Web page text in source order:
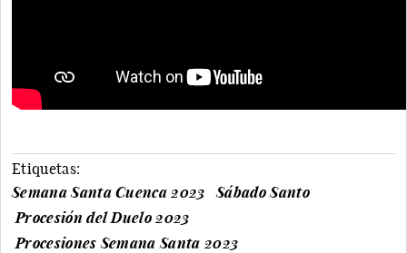
Etiquetas:
Semana Santa Cuenca 2023
Sábado Santo
Procesión del Duelo 2023
Procesiones Semana Santa 2023